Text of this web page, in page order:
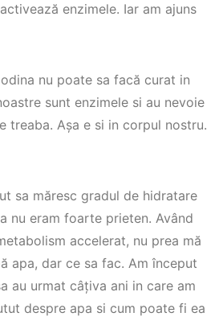
enzimele. Iar am ajuns
nu poate sa facă curat in
sunt enzimele si au nevoie
treaba. Așa e si in corpul nostru.
sa măresc gradul de hidratare
nu eram foarte prieten. Având
accelerat, nu prea mă
apa, dar ce sa fac. Am început
au urmat câțiva ani in care am
despre apa si cum poate fi ea